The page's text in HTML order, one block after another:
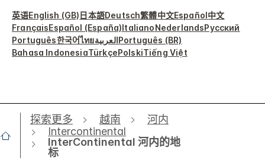
英语English (GB) 日本語Deutsch繁體中文Español 中文
FrançaisEspañol (España) Italiano NederlandsРусский
Português한국어ไทยالعربية Português (BR)
Bahasa IndonesiaTürkçePolskiTiếng Việt
探索更多 越南
河内
Intercontinental
InterContinental 河内的地
标